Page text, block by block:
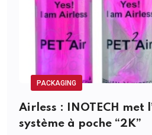
PACKAGING
Airless : INOTECH met
système à poche “2K”